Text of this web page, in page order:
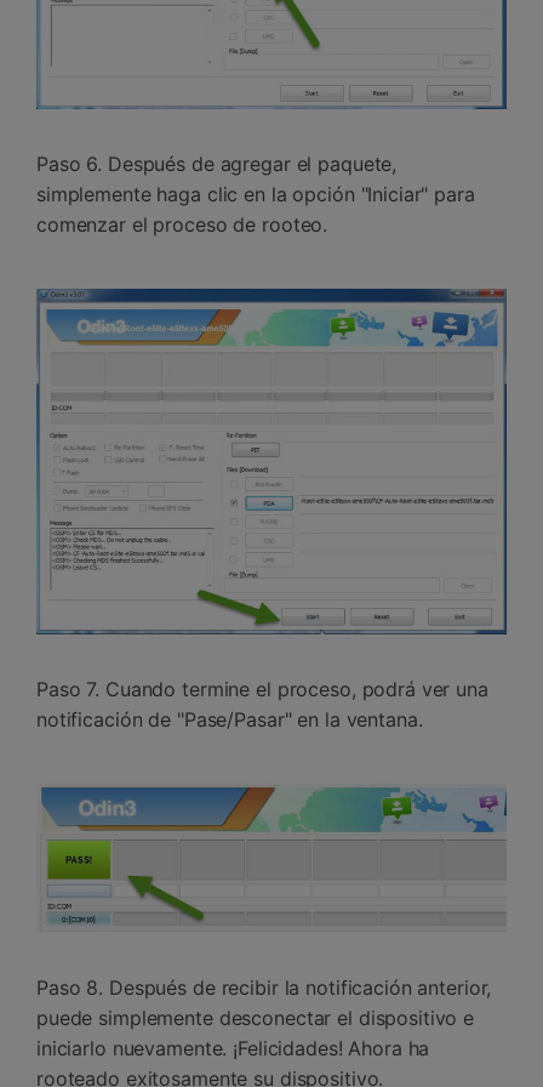
Paso 6. Después de agregar el paquete,
simplemente haga clic en la opción "Iniciar" para
comenzar el proceso de rooteo.
Paso 7. Cuando termine el proceso, podrá ver una
notificación de "Pase/Pasar" en la ventana.
Paso 8. Después de recibir la notificación anterior,
puede simplemente desconectar el dispositivo e
iniciarlo nuevamente. ¡Felicidades! Ahora ha
rooteado exitosamente su dispositivo.